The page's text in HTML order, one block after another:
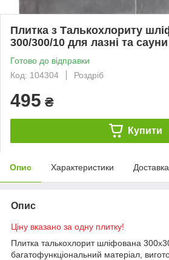
Плитка з Талькохлориту
300/300/10 для лазні та сауни
Готово до відправки
Код: 104304
Роздріб
495 ₴
Купити
Опис Характеристики Доставка
Опис
Ціну вказано за одну плитку!
Плитка талькохлорит шліфована
багатофункціональний матеріал,